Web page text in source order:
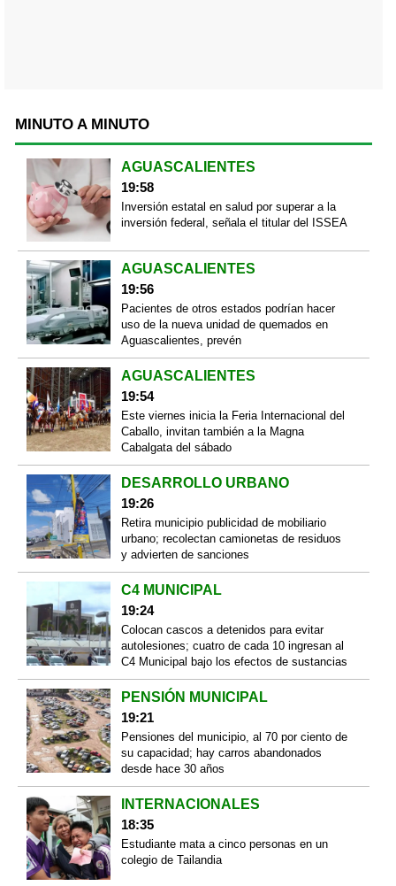
MINUTO A MINUTO
AGUASCALIENTES
19:58
Inversión estatal en salud por superar a la
inversión federal, señala el titular del ISSEA
AGUASCALIENTES
19:56
Pacientes de otros estados podrían hacer
uso de la nueva unidad de quemados en
Aguascalientes, prevén
AGUASCALIENTES
19:54
Este viernes inicia la Feria Internacional del
Caballo, invitan también a la Magna
Cabalgata del sábado
DESARROLLO URBANO
19:26
Retira municipio publicidad de mobiliario
urbano; recolectan camionetas de residuos
y advierten de sanciones
C4 MUNICIPAL
19:24
Colocan cascos a detenidos para evitar
autolesiones; cuatro de cada 10 ingresan al
C4 Municipal bajo los efectos de sustancias
PENSIÓN MUNICIPAL
19:21
Pensiones del municipio, al 70 por ciento de
su capacidad; hay carros abandonados
desde hace 30 años
INTERNACIONALES
18:35
Estudiante mata a cinco personas en un
colegio de Tailandia